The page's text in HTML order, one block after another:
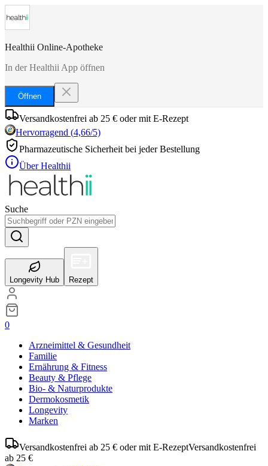
Healthii Online-Apotheke
In der Healthii App öffnen
Öffnen
Versandkostenfrei ab 25 € oder mit E-Rezept
Hervorragend (4,66/5)
Pharmazeutische Sicherheit bei jeder Bestellung
Über Healthii
Suche
Longevity Hub Rezept
0
Arzneimittel & Gesundheit
Familie
Ernährung & Fitness
Beauty & Pflege
Bio- & Naturprodukte
Dermokosmetik
Longevity
Marken
Versandkostenfrei ab 25 € oder mit E-RezeptVersandkostenfrei
ab 25 €